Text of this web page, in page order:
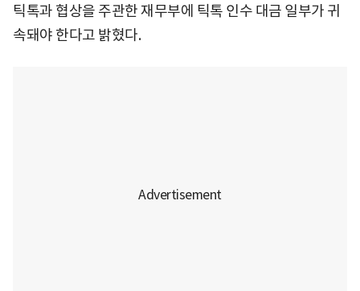
틱톡과 협상을 주관한 재무부에 틱톡 인수 대금 일부가 귀
속돼야 한다고 밝혔다.